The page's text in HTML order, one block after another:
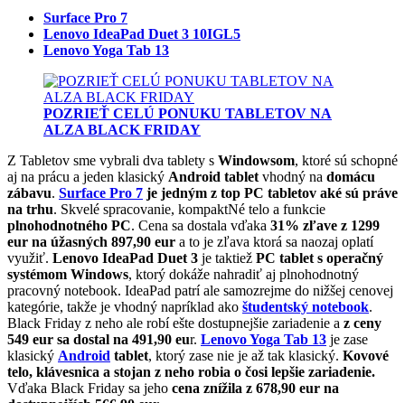
Surface Pro 7
Lenovo IdeaPad Duet 3 10IGL5
Lenovo Yoga Tab 13
POZRIEŤ CELÚ PONUKU TABLETOV NA
ALZA BLACK FRIDAY
Z Tabletov sme vybrali dva tablety s Windowsom, ktoré sú schopné
aj na prácu a jeden klasický Android tablet vhodný na domácu
zábavu. Surface Pro 7 je jedným z top PC tabletov aké sú práve
na trhu. Skvelé spracovanie, kompaktNé telo a funkcie
plnohodnotného PC. Cena sa dostala vďaka 31% zľave z 1299
eur na úžasných 897,90 eur a to je zľava ktorá sa naozaj oplatí
využiť. Lenovo IdeaPad Duet 3 je taktiež PC tablet s operačný
systémom Windows, ktorý dokáže nahradiť aj plnohodnotný
pracovný notebook. IdeaPad patrí ale samozrejme do nižšej cenovej
kategórie, takže je vhodný napríklad ako študentský notebook.
Black Friday z neho ale robí ešte dostupnejšie zariadenie a z ceny
549 eur sa dostal na 491,90 eur. Lenovo Yoga Tab 13 je zase
klasický Android tablet, ktorý zase nie je až tak klasický. Kovové
telo, klávesnica a stojan z neho robia o čosi lepšie zariadenie.
Vďaka Black Friday sa jeho cena znížila z 678,90 eur na